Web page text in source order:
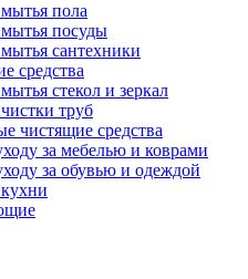
пола
посуды
сантехники
средства
стекол и зеркал
труб
чистящие средства
за мебелью и коврами
за обувью и одеждой